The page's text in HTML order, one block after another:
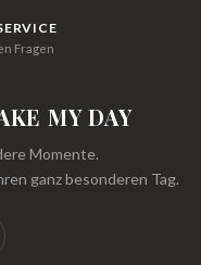
Fragen
MY DAY
Momente.
ganz besonderen Tag.